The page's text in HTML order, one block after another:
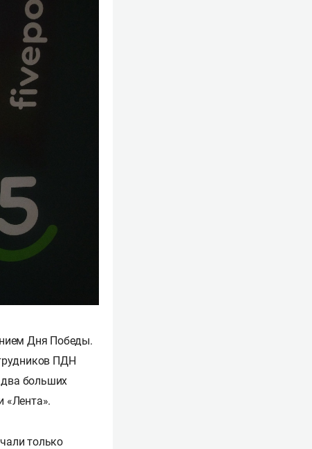
Дня Победы.
ПДН
два больших
«Лента».
только